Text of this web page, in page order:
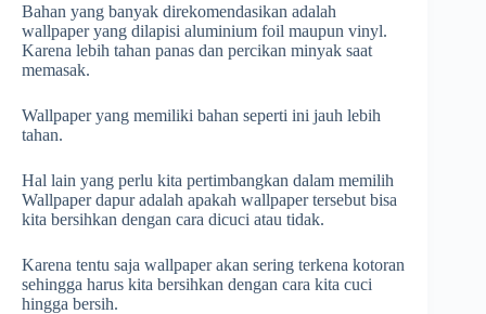
Bahan yang banyak direkomendasikan adalah
wallpaper yang dilapisi aluminium foil maupun vinyl.
Karena lebih tahan panas dan percikan minyak saat
memasak.
Wallpaper yang memiliki bahan seperti ini jauh lebih
tahan.
Hal lain yang perlu kita pertimbangkan dalam memilih
Wallpaper dapur adalah apakah wallpaper tersebut bisa
kita bersihkan dengan cara dicuci atau tidak.
Karena tentu saja wallpaper akan sering terkena kotoran
sehingga harus kita bersihkan dengan cara kita cuci
hingga bersih.